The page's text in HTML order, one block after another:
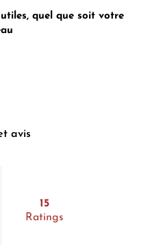
quel que soit votre
avis
15
Ratings